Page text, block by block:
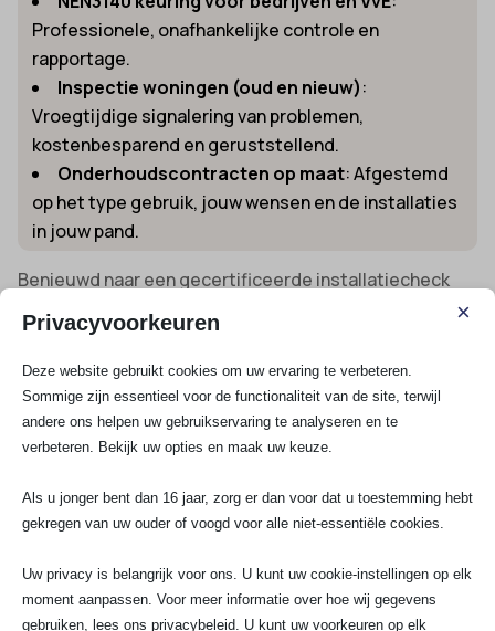
Professionele, onafhankelijke controle en
rapportage.
Inspectie woningen (oud en nieuw):
Vroegtijdige signalering van problemen,
kostenbesparend en geruststellend.
Onderhoudscontracten op maat: Afgestemd
op het type gebruik, jouw wensen en de installaties
in jouw pand.
Benieuwd naar een gecertificeerde installatiecheck
voor jouw bedrijf in Krommenie? Kijk dan op de pagina
over deErkend elektricien NEN 3140 keuring
Kies voor SA Elektro Experts: Altijd
zekerheid met elektricien Krommenie
Wij bieden alle klanten volledige gemoedsrust. Van het
renoveren van elektra in een oude woning, het
apparatuur tot het plaatsen van een laadpaal: wij
leveren maatwerk dat voldoet aan alle veiligheidseisen
beschikbaar in Krommenie, leveren altijd garantie,
werken volgens VCA-vol en landelijke normen en halen
Privacyvoorkeuren ×
Deze website gebruikt cookies om uw ervaring te verbeteren.
Sommige zijn essentieel voor de functionaliteit van de site, terwijl
andere ons helpen uw gebruikservaring te analyseren en te
verbeteren. Bekijk uw opties en maak uw keuze.
Als u jonger bent dan 16 jaar, zorg er dan voor dat u toestemming hebt
gekregen van uw ouder of voogd voor alle niet-essentiële cookies.
Uw privacy is belangrijk voor ons. U kunt uw cookie-instellingen op elk
moment aanpassen. Voor meer informatie over hoe wij gegevens
gebruiken, lees ons privacybeleid. U kunt uw voorkeuren op elk